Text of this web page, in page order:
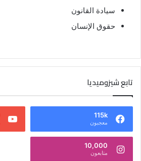
سيادة القانون
حقوق الإنسان
تابع شيزوميديا
115k
معجبون
10,000
متابعون